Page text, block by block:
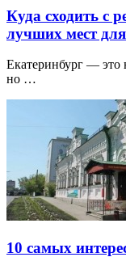
Куда сходить с
лучших мест
Екатеринбург — это
но …
10 самых